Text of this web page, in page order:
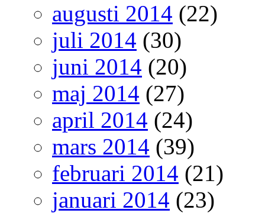
augusti 2014 (22)
juli 2014 (30)
juni 2014 (20)
maj 2014 (27)
april 2014 (24)
mars 2014 (39)
februari 2014 (21)
januari 2014 (23)